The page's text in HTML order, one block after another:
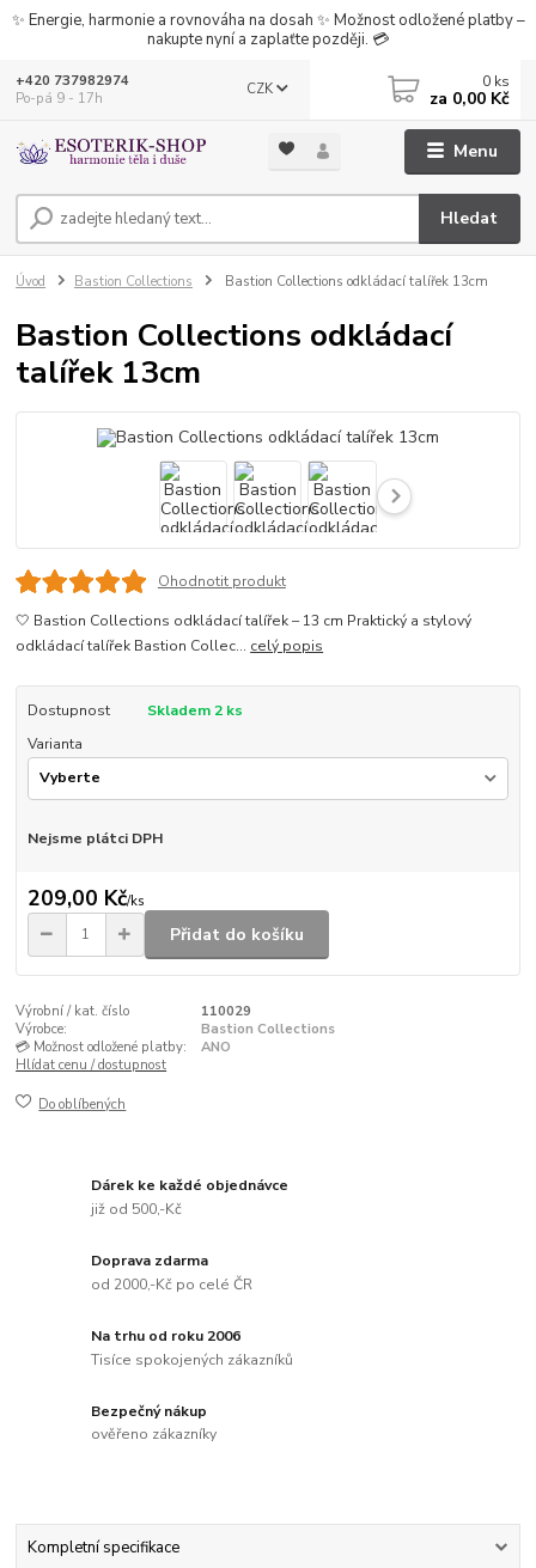
✨ Energie, harmonie a rovnováha na dosah ✨ Možnost odložené platby –
nakupte nyní a zaplaťte později. 💳
Menu
CZK
Hledat
+420 737982974
Po-pá 9 - 17h
0 ks
za 0,00 Kč
Úvod Bastion Collections Bastion Collections odkládací talířek 13cm
Bastion Collections odkládací
talířek 13cm
Ohodnotit produkt
🤍 Bastion Collections odkládací talířek – 13 cm Praktický a stylový
odkládací talířek Bastion Collec... celý popis
Dostupnost
Skladem 2 ks
Varianta
Nejsme plátci DPH
209,00 Kč/ks
Přidat do košíku
Výrobní / kat. číslo
110029
Výrobce:
Bastion Collections
💳 Možnost odložené platby:
ANO
Hlídat cenu / dostupnost
Do oblíbených
Dárek ke každé objednávce
již od 500,-Kč
Doprava zdarma
od 2000,-Kč po celé ČR
Na trhu od roku 2006
Tisíce spokojených zákazníků
Bezpečný nákup
ověřeno zákazníky
Kompletní specifikace